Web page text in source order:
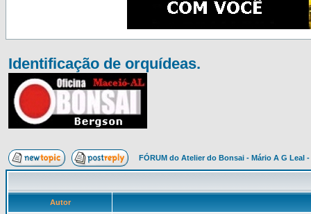
Identificação de orquídeas.
FÓRUM do Atelier do Bonsai - Mário A G Leal
Autor